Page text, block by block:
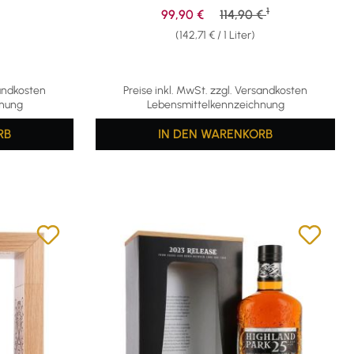
Preise inkl. MwSt. zzgl. Versandkosten
Lebensmittelkennzeichnung
(142,71 € / 1 Liter)
Verkaufspreis:
99,90 € Regulärer Preis:
114,90 € 1
IN DEN WARENKORB